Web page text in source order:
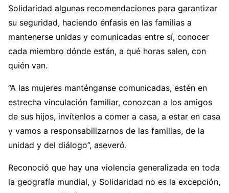
Solidaridad algunas recomendaciones para garantizar
su seguridad, haciendo énfasis en las familias a
mantenerse unidas y comunicadas entre sí, conocer
cada miembro dónde están, a qué horas salen, con
quién van.
“A las mujeres manténganse comunicadas, estén en
estrecha vinculación familiar, conozcan a los amigos
de sus hijos, invítenlos a comer a casa, a estar en casa
y vamos a responsabilizarnos de las familias, de la
unidad y del diálogo”, aseveró.
Reconoció que hay una violencia generalizada en toda
la geografía mundial, y Solidaridad no es la excepción,